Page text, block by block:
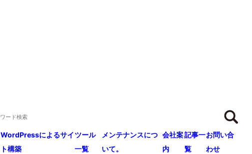
WordPressによるサイ
ト構築
ツール
一覧
メンテナンスにつ
いて。
会社案
内
記事一
覧
お問い合
わせ